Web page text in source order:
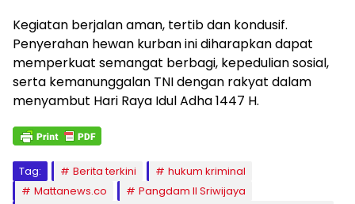
Kegiatan berjalan aman, tertib dan kondusif.
Penyerahan hewan kurban ini diharapkan dapat
memperkuat semangat berbagi, kepedulian sosial,
serta kemanunggalan TNI dengan rakyat dalam
menyambut Hari Raya Idul Adha 1447 H.
Tag: Berita terkini
hukum kriminal
Mattanews.co
Pangdam II Sriwijaya